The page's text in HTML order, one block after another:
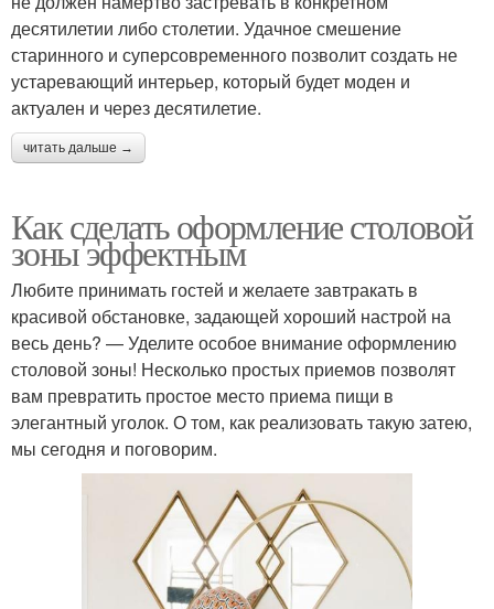
десятилетии либо столетии. Удачное смешение
старинного и суперсовременного позволит создать не
устаревающий интерьер, который будет моден и
актуален и через десятилетие.
читать дальше →
Как сделать оформление столовой
зоны эффектным
Любите принимать гостей и желаете завтракать в
красивой обстановке, задающей хороший настрой на
весь день? — Уделите особое внимание оформлению
столовой зоны! Несколько простых приемов позволят
вам превратить простое место приема пищи в
элегантный уголок. О том, как реализовать такую затею,
мы сегодня и поговорим.